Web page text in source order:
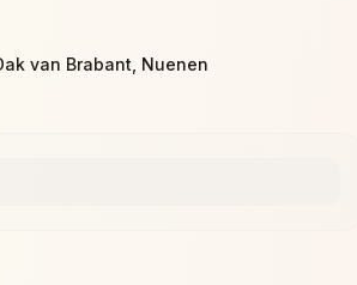
van Brabant, Nuenen